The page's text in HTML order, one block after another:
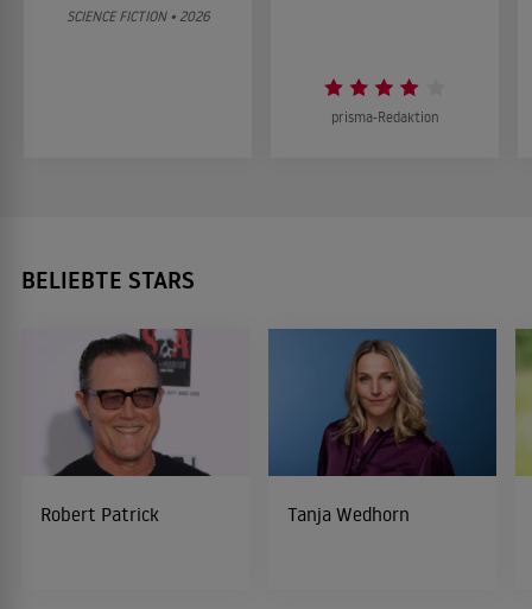
SCIENCE FICTION • 2026
prisma-Redaktion
BELIEBTE STARS
Robert Patrick Tanja Wedhorn